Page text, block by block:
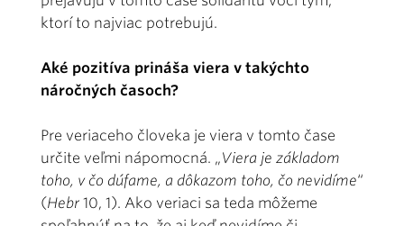
ktorí to najviac potrebujú.
Aké pozitíva prináša viera v takýchto
náročných časoch?
Pre veriaceho človeka je viera v tomto čase
určite veľmi nápomocná. „Viera je základom
toho, v čo dúfame, a dôkazom toho, čo nevidíme“
(Hebr 10, 1). Ako veriaci sa teda môžeme